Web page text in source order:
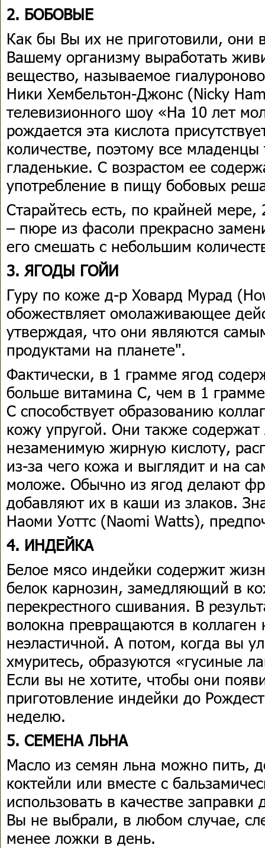
2. БОБОВЫЕ
Как бы Вы их не приготовили, они
Вашему организму выработать
вещество, называемое
Ники Хембельтон-Джонс (Nicky
телевизионного шоу «На 10 лет
рождается эта кислота
количестве, поэтому все
гладенькие. С возрастом ее
употребление в пищу бобовых
Старайтесь есть, по крайней
– пюре из фасоли прекрасно
его смешать с небольшим
3. ЯГОДЫ ГОЙИ
Гуру по коже д-р Ховард Мурад
обожествляет омолаживающее
утверждая, что они являются
продуктами на планете".
Фактически, в 1 грамме ягод
больше витамина C, чем в 1
C способствует образованию
кожу упругой. Они также
незаменимую жирную кислоту,
из-за чего кожа и выглядит и на
моложе. Обычно из ягод делают
добавляют их в каши из злаков.
Наоми Уоттс (Naomi Watts),
4. ИНДЕЙКА
Белое мясо индейки содержит
белок карнозин, замедляющий в
перекрестного сшивания. В
волокна превращаются в
неэластичной. А потом, когда вы
хмуритесь, образуются «гусиные
Если вы не хотите, чтобы они
приготовление индейки до
неделю.
5. СЕМЕНА ЛЬНА
Масло из семян льна можно пить,
коктейли или вместе с
использовать в качестве
Вы не выбрали, в любом случае,
менее ложки в день.